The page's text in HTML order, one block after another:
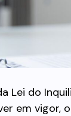
Lei do
em vigor, o